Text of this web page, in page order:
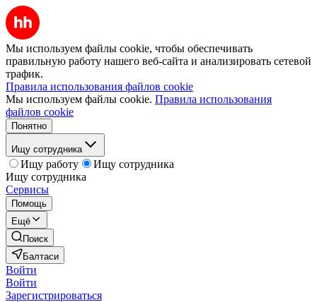
Мы используем файлы cookie, чтобы обеспечивать
правильную работу нашего веб-сайта и анализировать сетевой
трафик.
Правила использования файлов cookie
Мы используем файлы cookie. Правила использования
файлов cookie
Понятно
Ищу сотрудника
Ищу работу
Ищу сотрудника
Ищу сотрудника
Сервисы
Помощь
Ещё
Поиск
Балтаси
Войти
Войти
Зарегистрироваться